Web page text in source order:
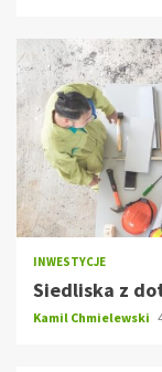
INWESTYCJE
Siedliska z
Kamil Chmielewski